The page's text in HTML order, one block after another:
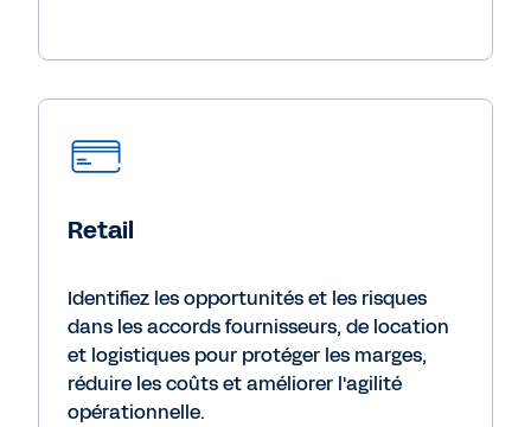
Retail
Identifiez les opportunités et les risques
dans les accords fournisseurs, de location
et logistiques pour protéger les marges,
réduire les coûts et améliorer l'agilité
opérationnelle.